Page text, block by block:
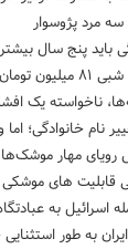
مرد پژوسوار
باید پنج سال
است
ناخواسته یک
نام خانوادگی؛
رویای مهار
قابلیت های
به طور